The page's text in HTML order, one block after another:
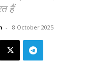
हैं
- 8 October 2025